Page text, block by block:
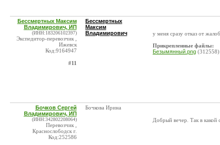
Бессмертных Максим
Владимирович, ИП
(ИНН:183206102397)
Экспедитор-перевозчик ,
Ижевск
Код:9164947
#11
Бессмертных
Максим
Владимирович
у меня сразу отказ от
Прикрепленные файлы:
Безымянный.png (312558)
Бочков Сергей
Владимирович, ИП
(ИНН:342802208064)
Перевозчик ,
Краснослободск г.
Код:252586
Бочкова Ирина
Добрый вечер. Так в какой